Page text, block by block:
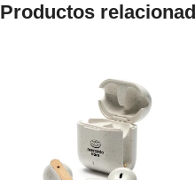
Productos